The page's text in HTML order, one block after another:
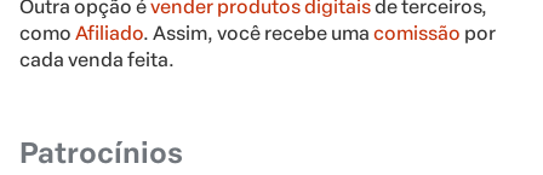
Outra opção évender produtos digitaisde terceiros,
como Afiliado. Assim, você recebe uma comissão por
cada venda feita.
Patrocínios